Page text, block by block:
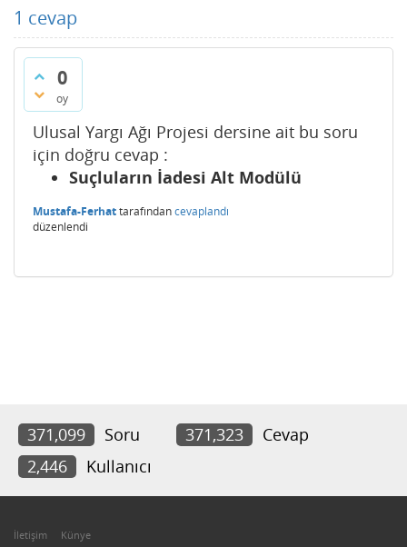
1 cevap
0
oy
Ulusal Yargı Ağı Projesi dersine ait bu soru
için doğru cevap :
Suçluların İadesi Alt Modülü
Mustafa-Ferhattarafındancevaplandı
düzenlendi
371,099 Soru 371,323
Cevap
2,446
Kullanıcı
İletişim Künye